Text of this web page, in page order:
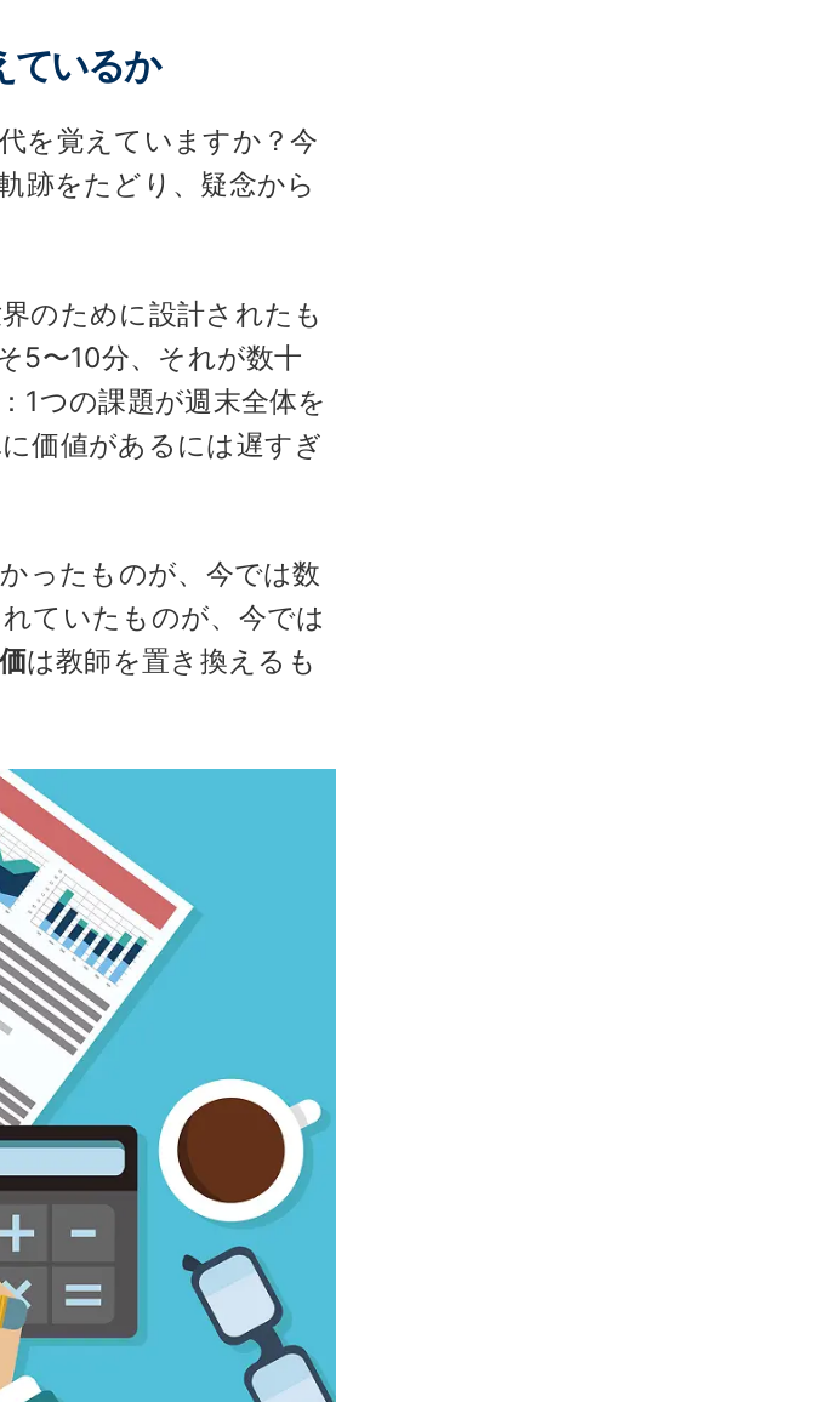
ているか
を覚えていますか？今
跡をたどり、疑念から
のために設計されたも
5〜10分、それが数十
1つの課題が週末全体を
価値があるには遅すぎ
ったものが、今では数
ていたものが、今では
は教師を置き換えるも